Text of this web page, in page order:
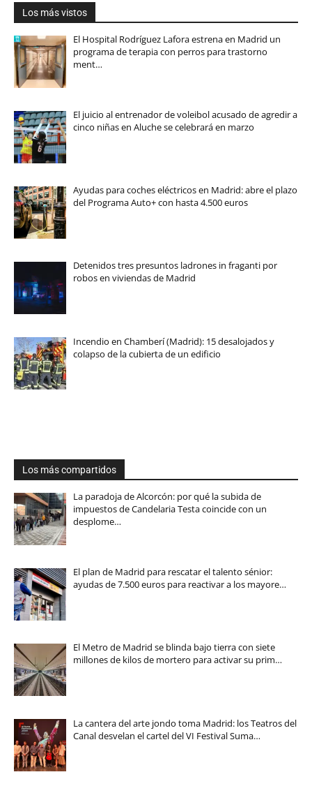
Los más vistos
El Hospital Rodríguez Lafora estrena en Madrid un
programa de terapia con perros para trastorno
ment…
El juicio al entrenador de voleibol acusado de agredir a
cinco niñas en Aluche se celebrará en marzo
Ayudas para coches eléctricos en Madrid: abre el plazo
del Programa Auto+ con hasta 4.500 euros
Detenidos tres presuntos ladrones in fraganti por
robos en viviendas de Madrid
Incendio en Chamberí (Madrid): 15 desalojados y
colapso de la cubierta de un edificio
Los más compartidos
La paradoja de Alcorcón: por qué la subida de
impuestos de Candelaria Testa coincide con un
desplome…
El plan de Madrid para rescatar el talento sénior:
ayudas de 7.500 euros para reactivar a los mayore…
El Metro de Madrid se blinda bajo tierra con siete
millones de kilos de mortero para activar su prim…
La cantera del arte jondo toma Madrid: los Teatros del
Canal desvelan el cartel del VI Festival Suma…